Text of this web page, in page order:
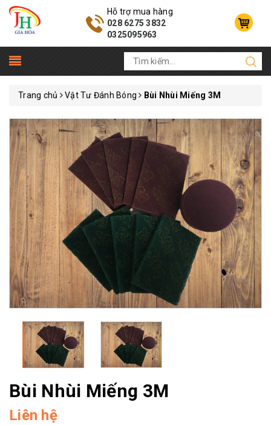
Hỗ trợ mua hàng
028 6275 3832
0325095963
Trang chủ Vật Tư Đánh Bóng Bùi Nhùi Miếng 3M
Bùi Nhùi Miếng 3M
Liên hệ